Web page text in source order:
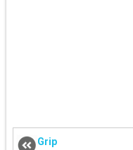
Grip